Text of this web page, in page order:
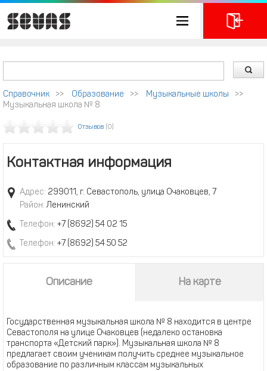
Справочник >> Образование >> Музыкальные школы
>>
Музыкальная школа № 8
Отзывов (0)
Контактная информация
Адрес: 299011, г. Севастополь, улица Очаковцев, 7
Район: Ленинский
Телефон: +7 (8692) 54 02 15
Телефон: +7 (8692) 54 50 52
Описание На карте
Государственная музыкальная школа № 8 находится в центре
Севастополя на улице Очаковцев (недалеко остановка
транспорта «Детский парк»). Музыкальная школа № 8
предлагает своим ученикам получить среднее музыкальное
образование по различным классам музыкальных